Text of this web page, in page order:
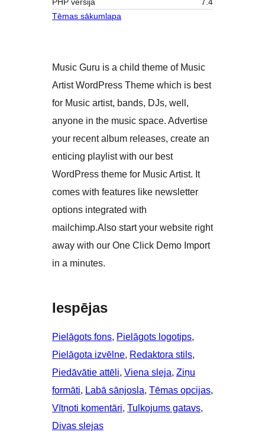
PHP versija
7.4
Tēmas sākumlapa
Music Guru is a child theme of Music
Artist WordPress Theme which is best
for Music artist, bands, DJs, well,
anyone in the music space. Advertise
your recent album releases, create an
enticing playlist with our best
WordPress theme for Music Artist. It
comes with features like newsletter
options integrated with
mailchimp.Also start your website right
away with our One Click Demo Import
in a minutes.
Iespējas
Pielāgots fons, Pielāgots logotips
Pielāgota izvēlne, Redaktora stils
Piedāvātie attēli, Viena sleja, Ziņu
formāti, Labā sānjosla, Tēmas opcijas
Vītņoti komentāri, Tulkojums gatavs
Divas slejas